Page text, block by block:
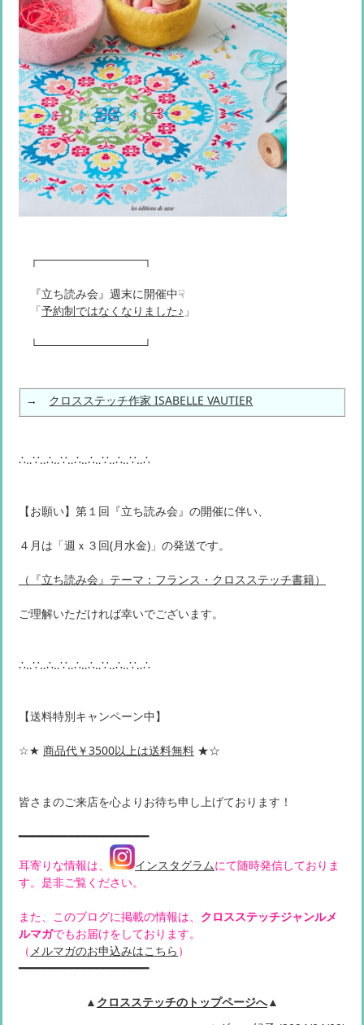
┌─────────────┐
『立ち読み会』週末に開催中☟
「予約制ではなくなりました♪ 」
└─────────────┘
→ クロスステッチ作家 ISABELLE VAUTIER
∴‥∵‥∴‥∵‥∴‥∴‥∵‥∴‥∵‥∴
【お願い】第１回『立ち読み会』の開催に伴い、
４月は「週ｘ３回(月水金​)」の発送です。
（『立ち読み会』テーマ：フランス・クロスステッチ書籍）
ご理解いただければ幸いでございます。
∴‥∵‥∴‥∵‥∴‥∴‥∵‥∴‥∵‥∴
【送料特別キャンペーン中】
☆★ 商品代￥3500以上は送料無料 ★☆
皆さまのご来店を心よりお待ち申し上げております！
━━━━━━━━━━━━━━━━━━━━
耳寄りな情報は、
インスタグラムにて随時発信しておりま
す。是非ご覧ください。
また、このブログに掲載の情報は、 クロスステッチジャンルメ
ルマガでもお届けをしております。
（ メルマガのお申込みはこちら ）
━━━━━━━━━━━━━━━━━━━━
▲ クロスステッチのトップページへ▲